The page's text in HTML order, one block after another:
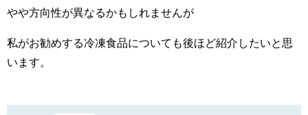
やや方向性が異なるかもしれませんが
私がお勧めする冷凍食品についても後ほど紹介したいと思
います。